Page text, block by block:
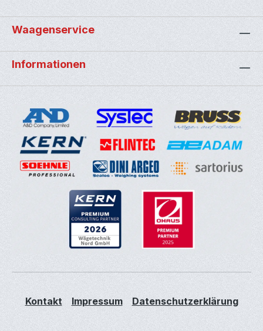
Waagenservice
Informationen
Kontakt Impressum Datenschutzerklärung